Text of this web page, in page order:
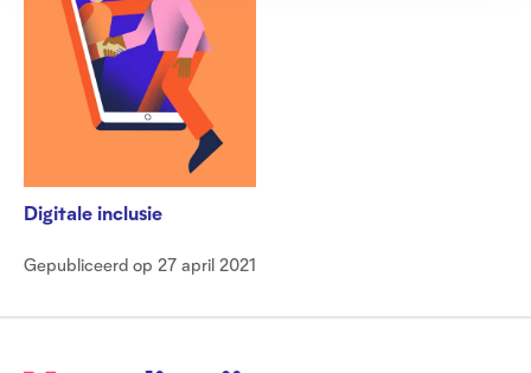
Digitale inclusie
Gepubliceerd op 27 april 2021